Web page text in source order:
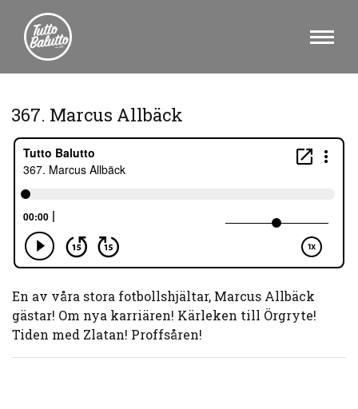
367. Marcus Allbäck
En av våra stora fotbollshjältar, Marcus Allbäck
gästar! Om nya karriären! Kärleken till Örgryte!
Tiden med Zlatan! Proffsåren!